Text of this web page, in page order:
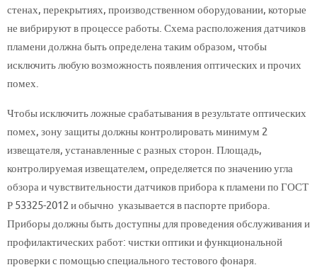
стенах, перекрытиях, производственном оборудовании, которые
не вибрируют в процессе работы. Схема расположения датчиков
пламени должна быть определена таким образом, чтобы
исключить любую возможность появления оптических и прочих
помех.
Чтобы исключить ложные срабатывания в результате оптических
помех, зону защиты должны контролировать минимум 2
извещателя, устанавленные с разных сторон. Площадь,
контролируемая извещателем, определяется по значению угла
обзора и чувствительности датчиков прибора к пламени по ГОСТ
Р 53325-2012 и обычно указывается в паспорте прибора.
Приборы должны быть доступны для проведения обслуживания и
профилактических работ: чистки оптики и функциональной
проверки с помощью специального тестового фонаря.